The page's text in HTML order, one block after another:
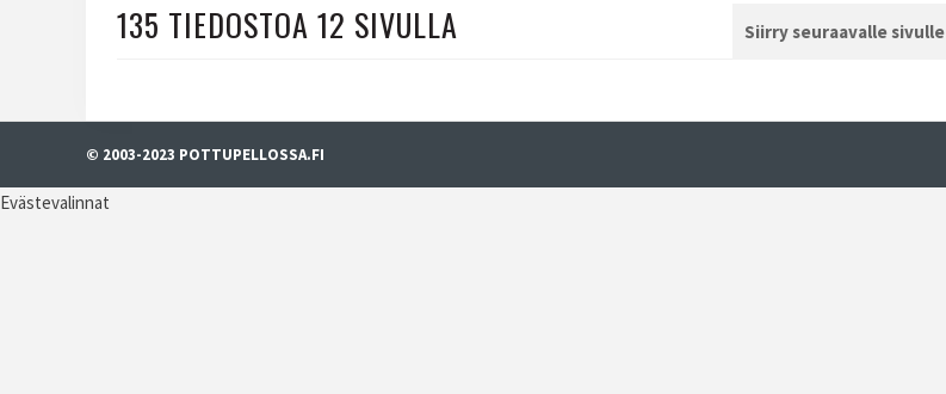
135 TIEDOSTOA 12 SIVULLA Siirry seuraavalle sivulle
© 2003-2023 POTTUPELLOSSA.FI
Evästevalinnat